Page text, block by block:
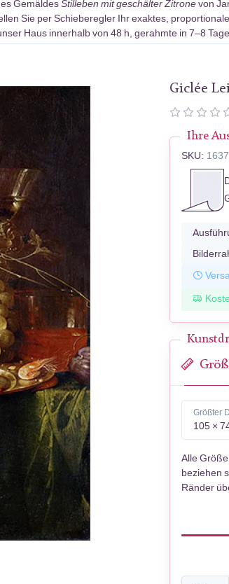
GemäldesStilleben mit geschälter Zitronevon
Sie per Schieberegler Ihr exaktes,
Haus innerhalb von 48 h, gerahmte in 7–8
Giclée
Ihre
SKU:
Größter
105 ×
Alle
beziehen
Ränder